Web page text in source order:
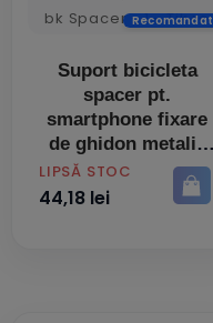
Recomandat
Suport bicicleta
spacer pt.
smartphone fixare
de ghidon metalic
black cheie de
montare spbh-
PRET
LIPSĂ STOC
44,18 lei